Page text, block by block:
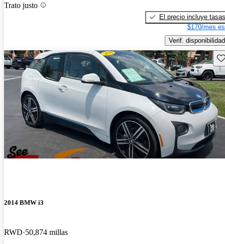
Trato justo
El precio incluye tasas
$170/mes
Verif. disponibilidad
2014 BMW i3
RWD 50,874 millas